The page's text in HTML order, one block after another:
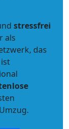
stressfrei
als
das